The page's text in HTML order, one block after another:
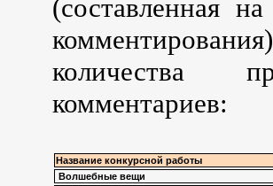
(составленная
количества
комментариев:
Название конкурсной работы
Волшебные вещи